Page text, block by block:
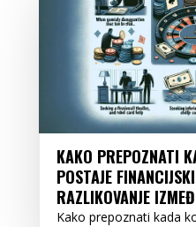
KAKO PREPOZNATI
POSTAJE
RAZLIKOVANJE
Kako prepoznati kada